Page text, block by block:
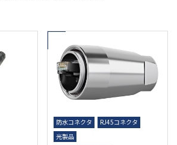
防水コネクタ
RJ45コネクタ
光製品